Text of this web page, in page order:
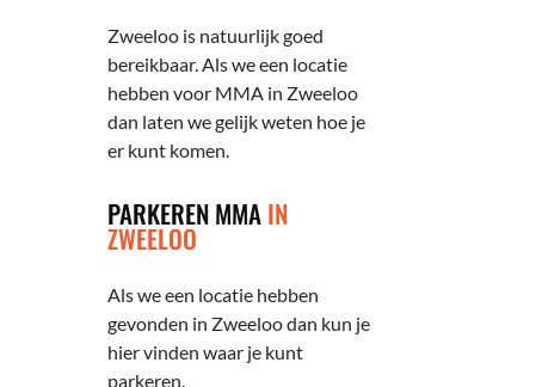
Zweeloo is natuurlijk goed
bereikbaar. Als we een locatie
hebben voor MMA in Zweeloo
dan laten we gelijk weten hoe je
er kunt komen.
PARKEREN MMAIN
ZWEELOO
Als we een locatie hebben
gevonden in Zweeloo dan kun je
hier vinden waar je kunt
parkeren.